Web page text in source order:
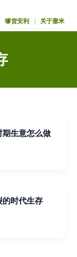
嗲货安利 关于塞米
生意怎么做
时代生存